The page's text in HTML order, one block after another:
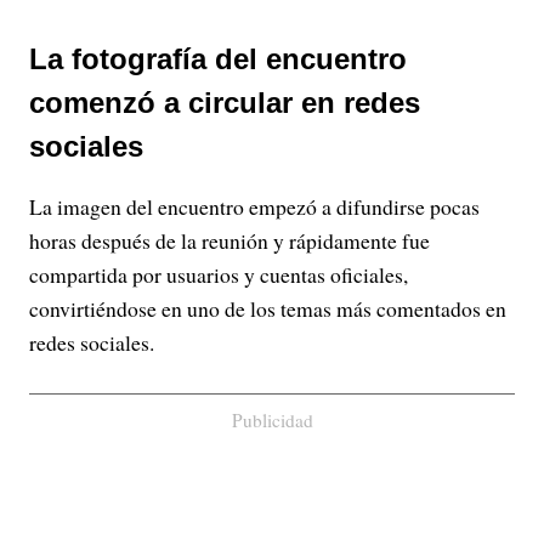
La fotografía del encuentro
comenzó a circular en redes
sociales
La imagen del encuentro empezó a difundirse pocas
horas después de la reunión y rápidamente fue
compartida por usuarios y cuentas oficiales,
convirtiéndose en uno de los temas más comentados en
redes sociales.
Publicidad